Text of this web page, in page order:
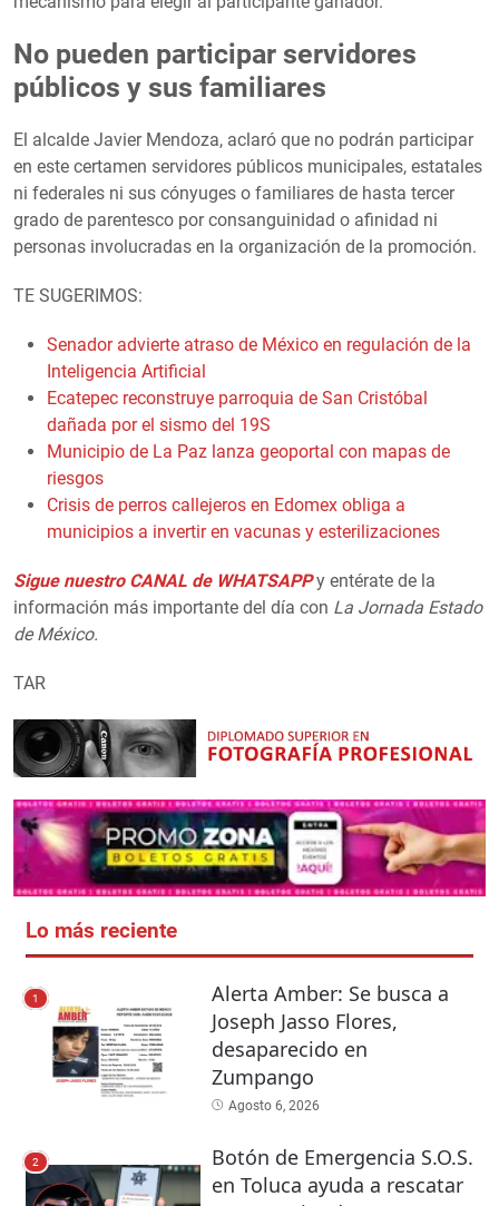
No pueden participar servidores
públicos y sus familiares
El alcalde Javier Mendoza, aclaró que no podrán participar
en este certamen servidores públicos municipales, estatales
ni federales ni sus cónyuges o familiares de hasta tercer
grado de parentesco por consanguinidad o afinidad ni
personas involucradas en la organización de la promoción.
TE SUGERIMOS:
Senador advierte atraso de México en regulación de la
Inteligencia Artificial
Ecatepec reconstruye parroquia de San Cristóbal
dañada por el sismo del 19S
Municipio de La Paz lanza geoportal con mapas de
riesgos
Crisis de perros callejeros en Edomex obliga a
municipios a invertir en vacunas y esterilizaciones
Sigue nuestro CANAL de WHATSAPP y entérate de la
información más importante del día con La Jornada Estado
de México.
TAR
Lo más reciente
1
Alerta Amber: Se busca a
Joseph Jasso Flores,
desaparecido en
Zumpango
Agosto 6, 2026
2
Botón de Emergencia S.O.S.
en Toluca ayuda a rescatar